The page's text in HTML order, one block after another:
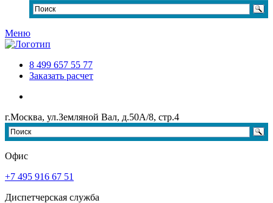
Меню
8 499 657 55 77
Заказать расчет
г.Москва, ул.Земляной Вал, д.50А/8, стр.4
Офис
+7 495 916 67 51
Диспетчерская служба